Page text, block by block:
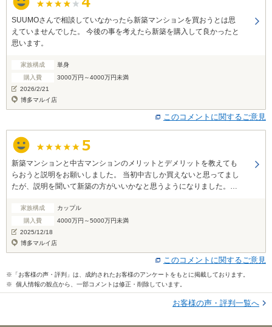
SUUMOさんで相談していなかったら新築マンションを買おうとは思
えていませんでした。 今後の事を考えたら新築を購入して良かったと
思います。
家族構成
単身
購入費
3000万円～4000万円未満
2026/2/21
博多マルイ店
このコメントに関するご意見
新築マンションと中古マンションのメリットとデメリットを教えても
らおうと説明をお願いしました。 当初中古しか買えないと思ってまし
たが、説明を聞いて新築の方がいいかなと思うようになりました。福
傾きました。探している物件についてヒアリングを受けて、新築マン
ションの紹介を受け、早速販売先に伺って説明を受けて物件をみた
ら、探している物件にマッチする物件でした。相談に行った際はリモ
ートでしたが、説明からわずか2日、最初の物件に決める事が出来まし
た。まさかこんなにスムーズに早く事が進むなんて驚きです。説明い
ただいた担当の方がヒアリングが上手く、福岡の土地をよく知ってい
たからだと思います。サービスについては非常に満足しています。あ
りがとうございました。
家族構成
カップル
購入費
4000万円～5000万円未満
2025/12/18
博多マルイ店
このコメントに関するご意見
※「お客様の声・評判」は、成約されたお客様のアンケートをもとに掲載しております。
※ 個人情報の観点から、一部コメントは修正・削除しています。
お客様の声・評判一覧へ